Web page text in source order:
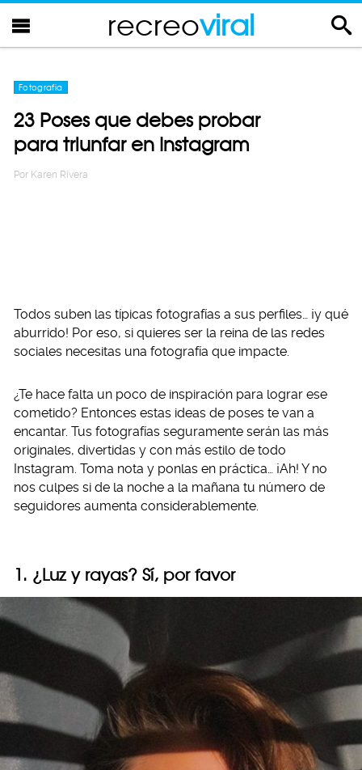
recreoviral
Fotografia
23 Poses que debes probar
para triunfar en Instagram
Por Karen Rivera
Todos suben las típicas fotografías a sus perfiles… ¡y qué
aburrido! Por eso, si quieres ser la reina de las redes
sociales necesitas una fotografía que impacte.
¿Te hace falta un poco de inspiración para lograr ese
cometido? Entonces estas ideas de poses te van a
encantar. Tus fotografías seguramente serán las más
originales, divertidas y con más estilo de todo
Instagram. Toma nota y ponlas en práctica… ¡Ah! Y no
nos culpes si de la noche a la mañana tu número de
seguidores aumenta considerablemente.
1. ¿Luz y rayas? Sí, por favor